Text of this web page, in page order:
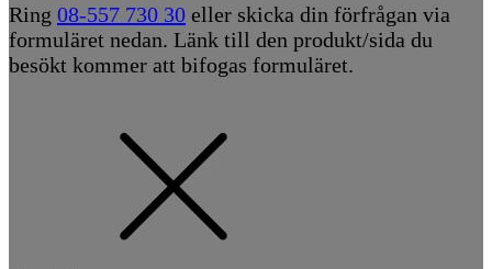
Ring 08-557 730 30 eller skicka din förfrågan via
formuläret nedan. Länk till den produkt/sida du
besökt kommer att bifogas formuläret.